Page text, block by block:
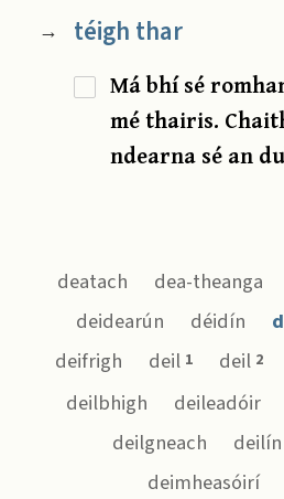
→ téigh thar
Má bhí sé
mé thairis.
ndearna sé an
deatach dea-theanga
deidearún
déidín
deifrigh
deil 1 deil 2
deilbhigh deileadóir
deilgneach
deilín
deimheasóirí